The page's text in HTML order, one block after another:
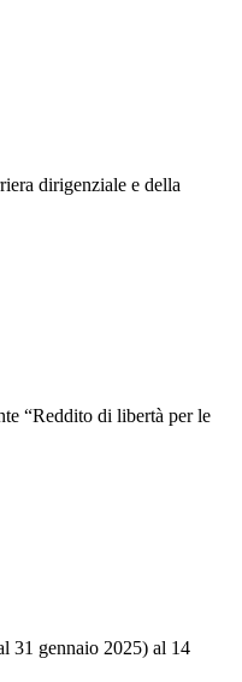
dirigenziale e della
“Reddito di libertà per le
31 gennaio 2025) al 14